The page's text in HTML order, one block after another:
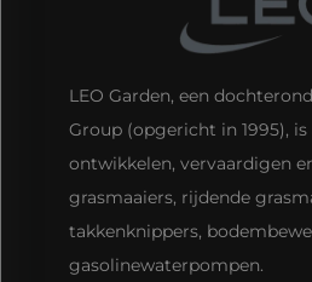
LEO Garden, een
Group (opgericht in 1995),
ontwikkelen, vervaardigen
grasmaaiers, rijdende
takkenknippers,
gasolinewaterpompen.